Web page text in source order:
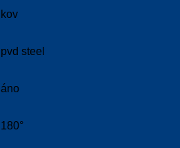
kov
pvd steel
áno
180°